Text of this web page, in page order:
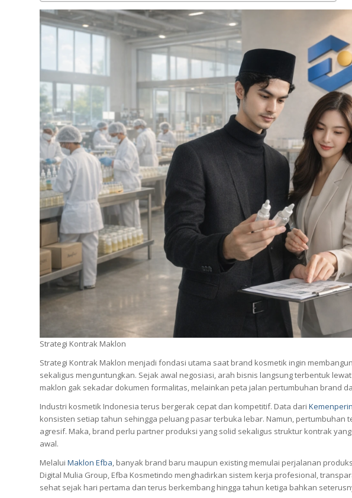
Strategi Kontrak Maklon
Strategi Kontrak Maklon menjadi fondasi utama saat brand kosmetik ingin
sekaligus menguntungkan. Sejak awal negosiasi, arah bisnis langsung terbentuk
maklon gak sekadar dokumen formalitas, melainkan peta jalan pertumbuhan brand
Industri kosmetik Indonesia terus bergerak cepat dan kompetitif. Data dari Kemenperin
konsisten setiap tahun sehingga peluang pasar terbuka lebar. Namun, pertumbuhan
agresif. Maka, brand perlu partner produksi yang solid sekaligus struktur kontrak
awal.
Melalui Maklon Efba, banyak brand baru maupun existing memulai perjalanan
Digital Mulia Group, Efba Kosmetindo menghadirkan sistem kerja profesional,
sehat sejak hari pertama dan terus berkembang hingga tahun ketiga bahkan